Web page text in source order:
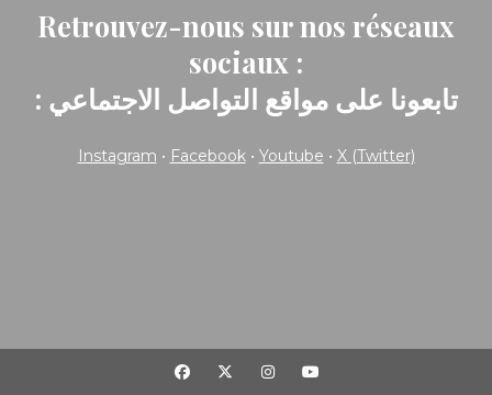
Retrouvez-nous sur nos réseaux
sociaux :
: تابعونا على مواقع التواصل الاجتماعي
Instagram • Facebook• Youtube • X (Twitter)